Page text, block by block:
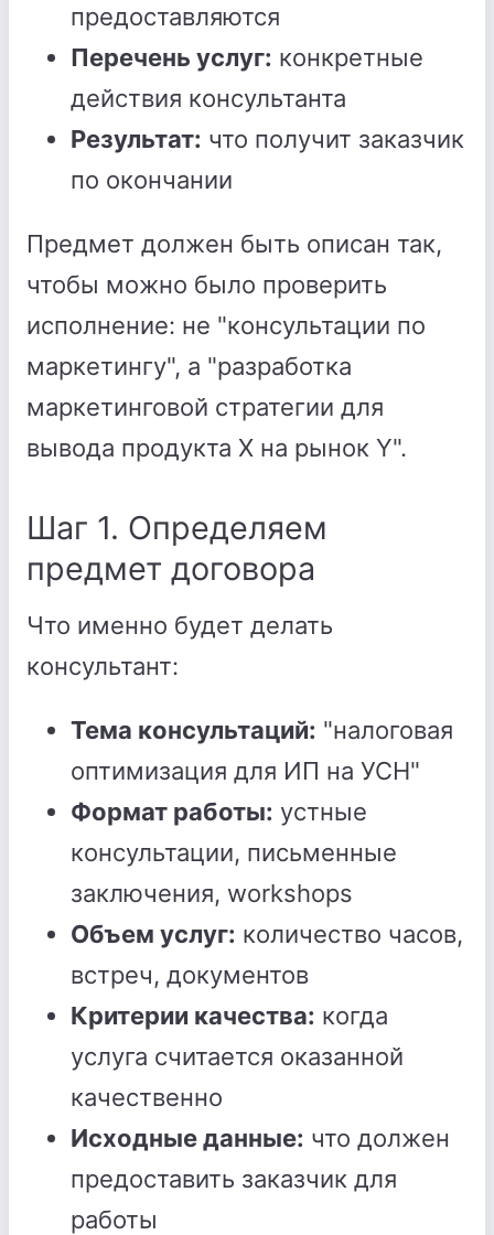
предоставляются
Перечень услуг: конкретные
действия консультанта
Результат: что получит заказчик
по окончании
Предмет должен быть описан так,
чтобы можно было проверить
исполнение: не "консультации по
маркетингу", а "разработка
маркетинговой стратегии для
вывода продукта X на рынок Y".
Шаг 1. Определяем
предмет договора
Что именно будет делать
консультант:
Тема консультаций: "налоговая
оптимизация для ИП на УСН"
Формат работы: устные
консультации, письменные
заключения, workshops
Объем услуг: количество часов,
встреч, документов
Критерии качества: когда
услуга считается оказанной
качественно
Исходные данные: что должен
предоставить заказчик для
работы